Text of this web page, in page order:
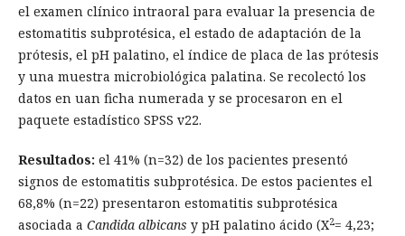
el examen clínico intraoral para evaluar la presencia de
estomatitis subprotésica, el estado de adaptación de la
prótesis, el pH palatino, el índice de placa de las prótesis
y una muestra microbiológica palatina. Se recolectó los
datos en uan ficha numerada y se procesaron en el
paquete estadístico SPSS v22.
Resultados: el 41% (n=32) de los pacientes presentó
signos de estomatitis subprotésica. De estos pacientes el
68,8% (n=22) presentaron estomatitis subprotésica
asociada a Candida albicans y pH palatino ácido (X2= 4,23;